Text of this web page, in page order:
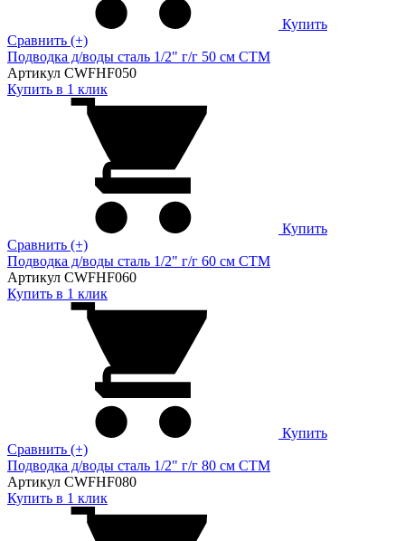
Купить
Сравнить (+)
Подводка д/воды сталь 1/2" г/г 50 cм CTM
Артикул CWFHF050
Купить в 1 клик
Купить
Сравнить (+)
Подводка д/воды сталь 1/2" г/г 60 cм CTM
Артикул CWFHF060
Купить в 1 клик
Купить
Сравнить (+)
Подводка д/воды сталь 1/2" г/г 80 cм CTM
Артикул CWFHF080
Купить в 1 клик